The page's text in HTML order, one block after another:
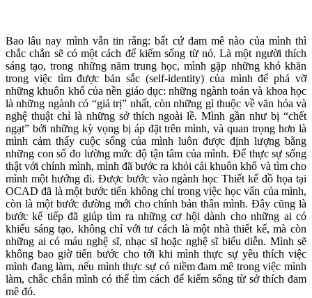
Bao lâu nay mình vẫn tin rằng: bất cứ đam mê nào của mình thì
chắc chắn sẽ có một cách để kiếm sống từ nó. Là một người thích
sáng tạo, trong những năm trung học, mình gặp những khó khăn
trong việc tìm được bản sắc (self-identity) của mình để phá vỡ
những khuôn khổ của nền giáo dục: những ngành toán và khoa học
là những ngành có “giá trị” nhất, còn những gì thuộc về văn hóa và
nghệ thuật chỉ là những sở thích ngoài lề. Mình gần như bị “chết
ngạt” bởi những kỳ vọng bị áp đặt trên mình, và quan trọng hơn là
mình cảm thấy cuộc sống của mình luôn được định lượng bằng
những con số đo lường mức độ tận tâm của mình. Để thực sự sống
thật với chính mình, mình đã bước ra khỏi cái khuôn khổ và tìm cho
mình một hướng đi. Được bước vào ngành học Thiết kế đồ họa tại
OCAD đã là một bước tiến không chỉ trong việc học vấn của mình,
còn là một bước đường mới cho chính bản thân mình. Đây cũng là
bước kế tiếp đã giúp tìm ra những cơ hội dành cho những ai có
khiếu sáng tạo, không chỉ với tư cách là một nhà thiết kế, mà còn
những ai có máu nghệ sĩ, nhạc sĩ hoặc nghệ sĩ biểu diễn. Mình sẽ
không bao giờ tiến bước cho tới khi mình thực sự yêu thích việc
mình đang làm, nếu mình thực sự có niềm đam mê trong việc mình
làm, chắc chắn mình có thể tìm cách để kiếm sống từ sở thích đam
mê đó.